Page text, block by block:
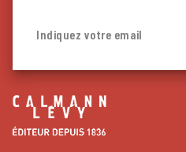
Indiquez votre email